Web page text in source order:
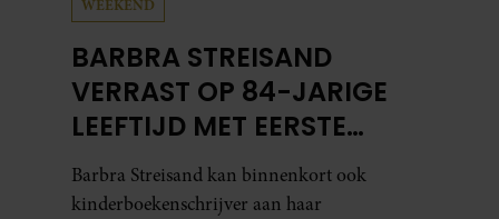
WEEKEND
BARBRA STREISAND
VERRAST OP 84-JARIGE
LEEFTIJD MET EERSTE
KINDERBOEK
Barbra Streisand kan binnenkort ook
kinderboekenschrijver aan haar